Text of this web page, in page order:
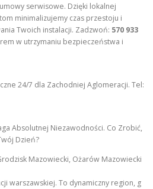
serwisowe. Dzięki lokalnej
minimalizujemy czas przestoju i
Twoich instalacji. Zadzwoń: 570 933
w utrzymaniu bezpieczeństwa i
24/7 dla Zachodniej Aglomeracji. Tel:
Absolutnej Niezawodności. Co Zrobić,
Dzień?
Mazowiecki, Ożarów Mazowiecki
warszawskiej. To dynamiczny region, g